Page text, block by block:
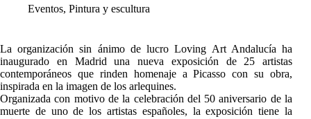
Eventos, Pintura y escultura
La organización sin ánimo de lucro Loving Art Andalucía ha
inaugurado en Madrid una nueva exposición de 25 artistas
contemporáneos que rinden homenaje a Picasso con su obra,
inspirada en la imagen de los arlequines.
Organizada con motivo de la celebración del 50 aniversario de la
muerte de uno de los artistas españoles, la exposición tiene la